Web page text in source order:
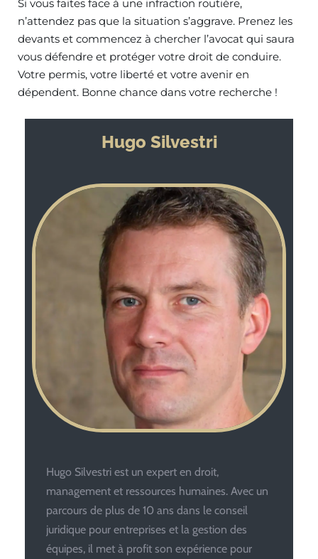
Si vous faites face à une infraction routière,
n’attendez pas que la situation s’aggrave. Prenez les
devants et commencez à chercher l’avocat qui saura
vous défendre et protéger votre droit de conduire.
Votre permis, votre liberté et votre avenir en
dépendent. Bonne chance dans votre recherche !
Hugo Silvestri
Hugo Silvestri est un expert en droit,
management et ressources humaines. Avec un
parcours de plus de 10 ans dans le conseil
juridique pour entreprises et la gestion des
équipes, il met à profit son expérience pour